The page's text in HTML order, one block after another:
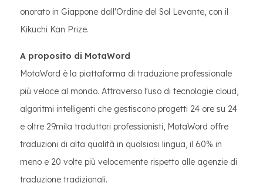
onorato in Giappone dall'Ordine del Sol Levante, con il
Kikuchi Kan Prize.
A proposito di MotaWord
MotaWord è la piattaforma di traduzione professionale
più veloce al mondo. Attraverso l'uso di tecnologie cloud,
algoritmi intelligenti che gestiscono progetti 24 ore su 24
e oltre 29mila traduttori professionisti, MotaWord offre
traduzioni di alta qualità in qualsiasi lingua, il 60% in
meno e 20 volte più velocemente rispetto alle agenzie di
traduzione tradizionali.